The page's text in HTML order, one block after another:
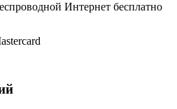
Интернет бесплатно